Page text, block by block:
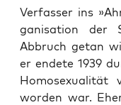
Ver­fass­er ins
gan­i­sa­tion der
Abbruch getan
er endete 1939
Homo­sex­u­al­ität
wor­den war.